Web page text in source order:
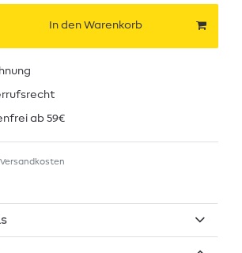
In den Warenkorb
ab 59€
Versandkosten